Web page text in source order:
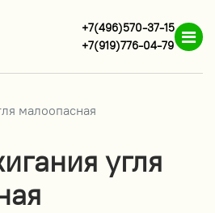
+7(496)570-37-15
+7(919)776-04-79
малоопасная
угля